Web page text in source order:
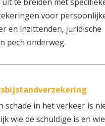
voor
en inzittenden, juridische
pech onderweg.
schade in het verkeer is
wie de schuldige is en wie